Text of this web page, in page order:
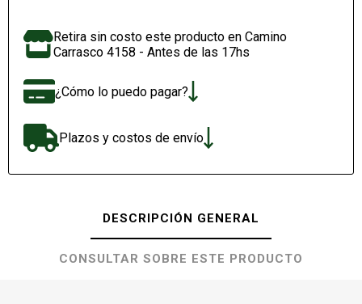
Retira sin costo este producto en Camino
Carrasco 4158 - Antes de las 17hs
¿Cómo lo puedo pagar?
Plazos y costos de envío
DESCRIPCIÓN GENERAL
CONSULTAR SOBRE ESTE PRODUCTO